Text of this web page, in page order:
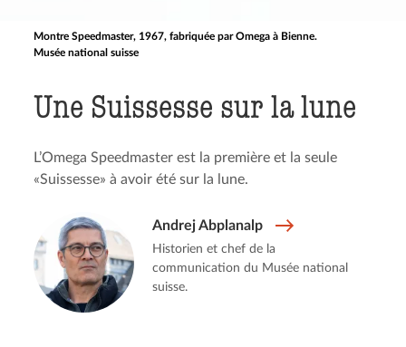
Montre Speedmaster, 1967, fabriquée par Omega à Bienne.
Musée national suisse
Une Suissesse sur la lune
L’Omega Speedmaster est la première et la seule
«Suissesse» à avoir été sur la lune.
Andrej Abplanalp
Historien et chef de la
communication du Musée national
suisse.